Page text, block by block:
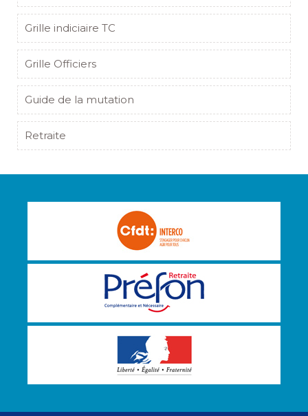
Grille indiciaire TC
Grille Officiers
Guide de la mutation
Retraite